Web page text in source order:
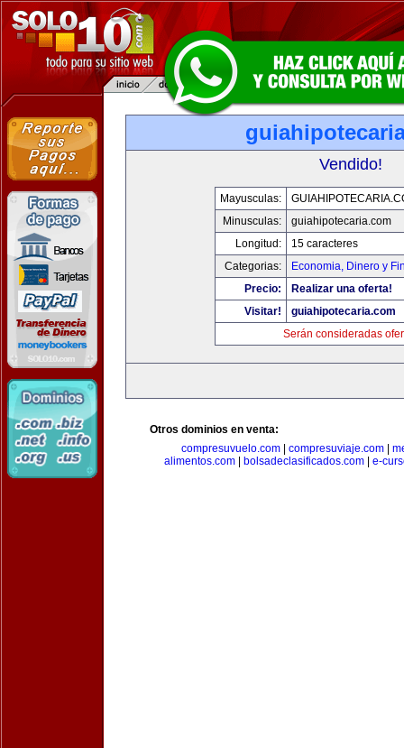
Vendido!
Mayusculas:
Minusculas:
guiahipotecaria.com
Longitud:
15 caracteres
Categorias:
Economia, Dinero y
Precio:
Realizar una oferta!
Visitar!
guiahipotecaria.com
Serán consideradas
Otros dominios en venta:
compresuvuelo.com
compresuviaje.com
alimentos.com
bolsadeclasificados.com e-